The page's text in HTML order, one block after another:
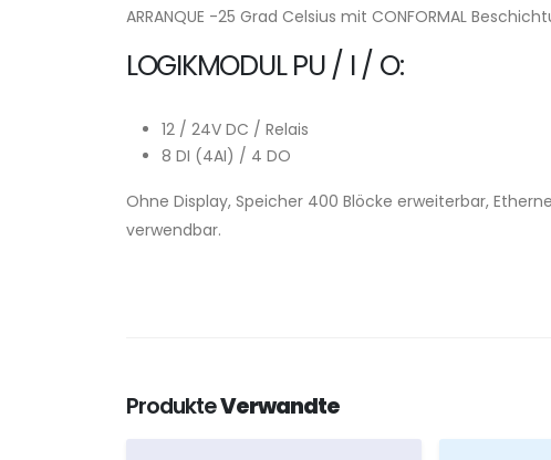
ARRANQUE -25 Grad Celsius mit CONFORMAL
LOGIKMODUL PU / I / O:
12 / 24V DC / Relais
8 DI (4AI) / 4 DO
Ohne Display, Speicher 400 Blöcke erweiterbar,
verwendbar.
ProdukteVerwandte